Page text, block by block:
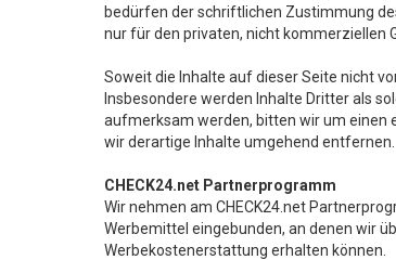
bedürfen der schriftlichen Zustimmung
nur für den privaten, nicht kommerziellen
Soweit die Inhalte auf dieser Seite nicht
Insbesondere werden Inhalte Dritter als
aufmerksam werden, bitten wir um einen
wir derartige Inhalte umgehend entfernen.
CHECK24.net Partnerprogramm
Wir nehmen am CHECK24.net
Werbemittel eingebunden, an denen wir
Werbekostenerstattung erhalten können.